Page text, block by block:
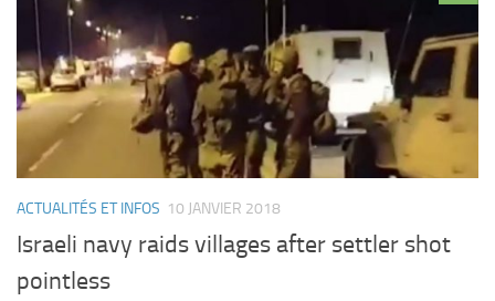
ACTUALITÉS ET INFOS 10 JANVIER 2018
Israeli navy raids villages after settler shot
pointless